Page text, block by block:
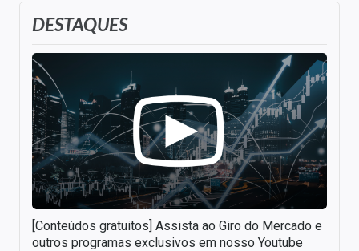
DESTAQUES
[Conteúdos gratuitos] Assista ao Giro do Mercado e
outros programas exclusivos em nosso Youtube